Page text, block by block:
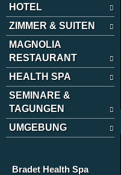
HOTEL
ZIMMER & SUITEN
MAGNOLIA
RESTAURANT
HEALTH SPA
SEMINARE &
TAGUNGEN
UMGEBUNG
Bradet Health Spa